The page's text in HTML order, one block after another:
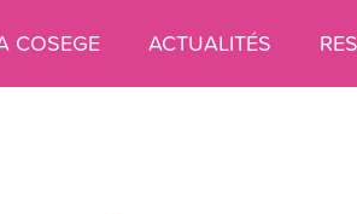
COSEGE ACTUALITÉS